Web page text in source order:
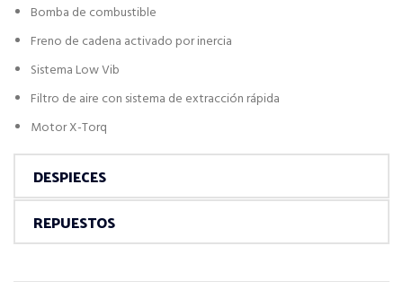
Bomba de combustible
Freno de cadena activado por inercia
Sistema Low Vib
Filtro de aire con sistema de extracción rápida
Motor X-Torq
DESPIECES
REPUESTOS